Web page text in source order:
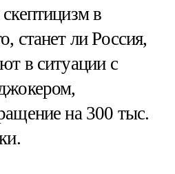
в
станет ли Россия,
в ситуации с
на 300 тыс.